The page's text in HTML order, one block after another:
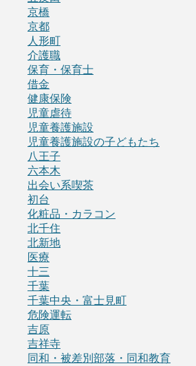
京橋
京都
人形町
介護職
保育・保育士
借金
健康保険
児童虐待
児童養護施設
児童養護施設の子どもたち
八王子
六本木
出会い系喫茶
初台
化粧品・カラコン
北千住
北新地
医療
十三
千葉
千葉中央・富士見町
危険運転
吉原
吉祥寺
同和・被差別部落・同和教育